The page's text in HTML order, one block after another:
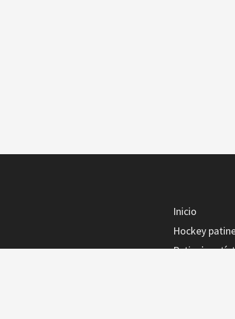
Inicio
Hockey
Patinaje